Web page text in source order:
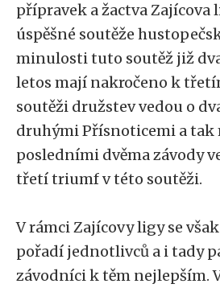
přípravek a žactva Zajícova
úspěšné soutěže
minulosti tuto soutěž již
letos mají nakročeno k
soutěži družstev vedou o
druhými Přísnoticemi a tak
posledními dvěma závody
třetí triumf v této soutěži.
V rámci Zajícovy ligy se
pořadí jednotlivců a i tady
závodníci k těm nejlepším.